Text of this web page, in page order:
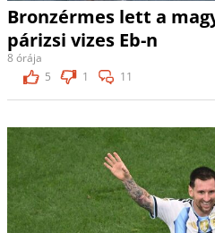
Bronzérmes lett a
párizsi vizes Eb-n
8 órája
5
1 11